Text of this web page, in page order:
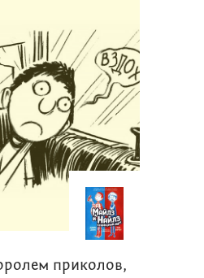
приколов,